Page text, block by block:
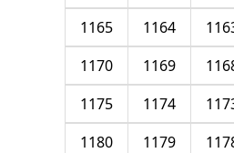
1164
1165
1169
1170
1174
1175
1179
1180